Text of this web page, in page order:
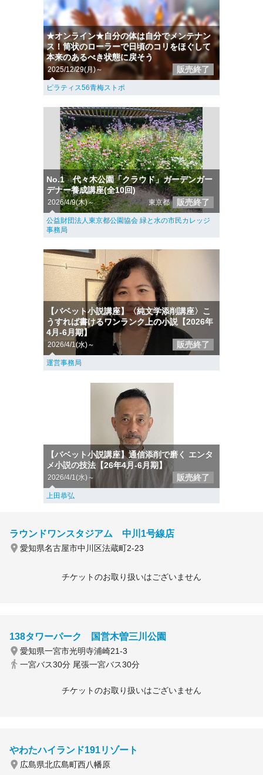
★オンライン★自分の体は自分でメンテナン
ス！筒状のローラーで日頃のコリをほぐして
本来のあるべき状態に戻そう
2025/12/29(月)～ 販売終了
ピラティス56青梅ストポ
No.1 代々木公園「クラウド」ガーデンガー
デナー養成講座(全10回)
2026/4/9(木)～ 東京都 販売終了
公益財団法人東京都公園協会 緑と水の市民カレッジ
事務局
【バベット小説講座】〈純文学添削講座〉こ
うすれば書けるワンランク上の小説【2026年
4月-6月期】
2026/4/1(水)～ 販売終了
運営事務局
【バベット小説講座】通信添削で磨く エンタ
メ小説の技法【26年4月-6月期】
2026/4/1(水)～ 販売終了
上田恭弘
ラウンドワンスタジアム 中川1号線店
愛知県名古屋市中川区法蔵町2-23
チケットのお取り扱いはございません
138タワーパーク 国営木曽三川公園
愛知県一宮市光明寺浦崎21-3
一宮バス30分 尾張一宮バス30分
チケットのお取り扱いはございません
やわたハイランド191リゾート
広島県北広島町西八幡原